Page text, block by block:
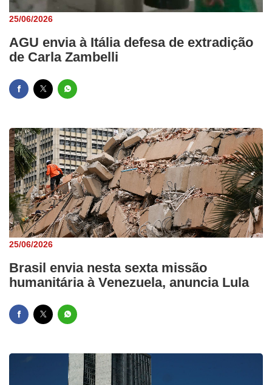
25/06/2026
AGU envia à Itália defesa de extradição
de Carla Zambelli
25/06/2026
Brasil envia nesta sexta missão
humanitária à Venezuela, anuncia Lula